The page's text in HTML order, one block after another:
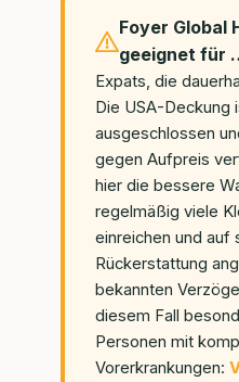
Foyer Global
geeignet für
Expats, die
Die USA-Deckung
ausgeschlossen
gegen Aufpreis
hier die bessere
regelmäßig viele
einreichen und auf
Rückerstattung
bekannten
diesem Fall
Personen mit
Vorerkrankungen: